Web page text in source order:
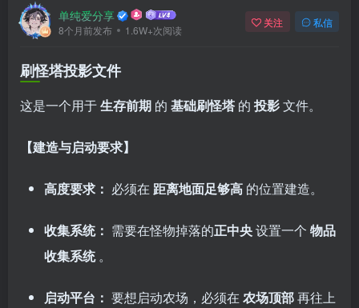
单纯爱分享
8个月前发布 1.6W+次阅读
关注 私信
刷怪塔投影文件
这是一个用于生存前期 的 基础刷怪塔 的 投影文件。
【建造与启动要求】
高度要求： 必须在 距离地面足够高 的位置建造。
收集系统： 需要在怪物掉落的正中央设置一个 物品
收集系统。
启动平台： 要想启动农场，必须在 农场顶部再往上